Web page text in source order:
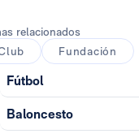
relacionados
Fundación
Fútbol
Baloncesto